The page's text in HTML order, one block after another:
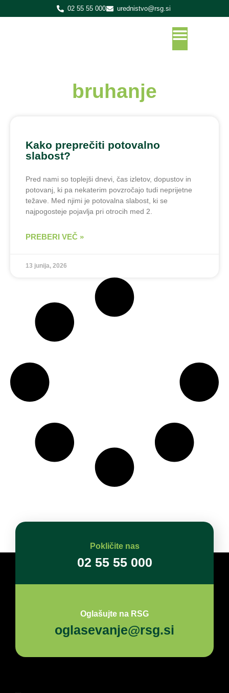
02 55 55 000 urednistvo@rsg.si
bruhanje
Kako preprečiti potovalno
slabost?
Pred nami so toplejši dnevi, čas izletov, dopustov in
potovanj, ki pa nekaterim povzročajo tudi neprijetne
težave. Med njimi je potovalna slabost, ki se
najpogosteje pojavlja pri otrocih med 2.
PREBERI VEČ »
13 junija, 2026
Pokličite nas
02 55 55 000
Oglašujte na RSG
oglasevanje@rsg.si